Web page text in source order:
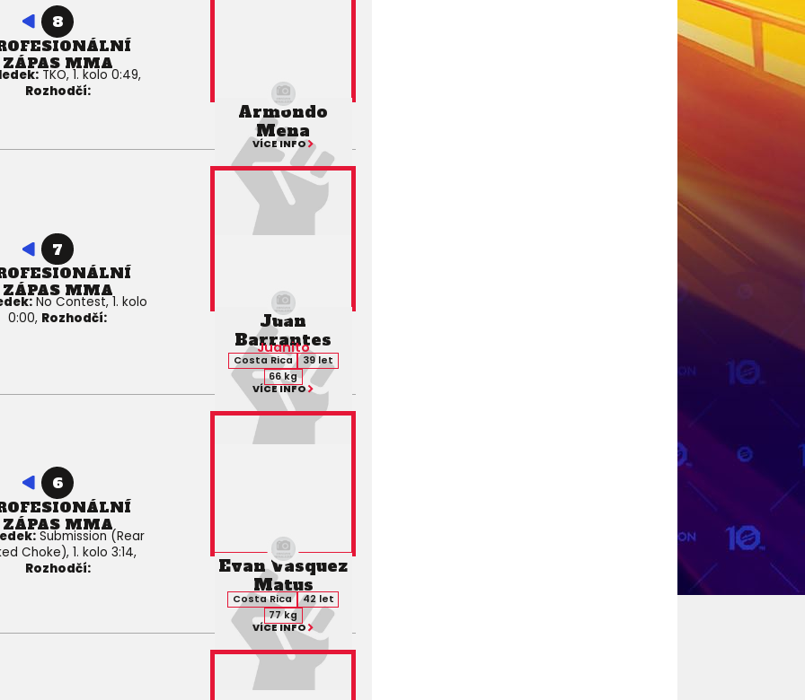
8
ZÁPAS MMA
TKO, 1. kolo 0:49,
Rozhodčí:
Armondo
Mena
VÍCE INFO
7
ZÁPAS MMA
No Contest, 1. kolo
0:00, Rozhodčí:
Juan
Barrantes
Juanito
Costa Rica
39 let
66 kg
VÍCE INFO
6
ZÁPAS MMA
Submission (Rear
Choke), 1. kolo 3:14,
Rozhodčí:
Evan Vasquez
Matus
Costa Rica
42 let
77 kg
VÍCE INFO